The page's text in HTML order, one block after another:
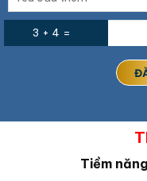
3 + 4 =
Tiềm